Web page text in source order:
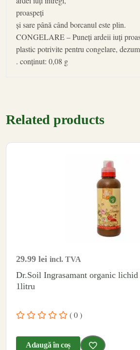
proaspeți
și sare până când borcanul este plin.
CONGELARE – Puneți ardeii iuți
plastic potrivite pentru congelare,
. conținut: 0,08 g
Related products
29.99 lei incl. TVA
Dr.Soil Ingrasamant organic
1litru
( 0 )
Adaugă în coș